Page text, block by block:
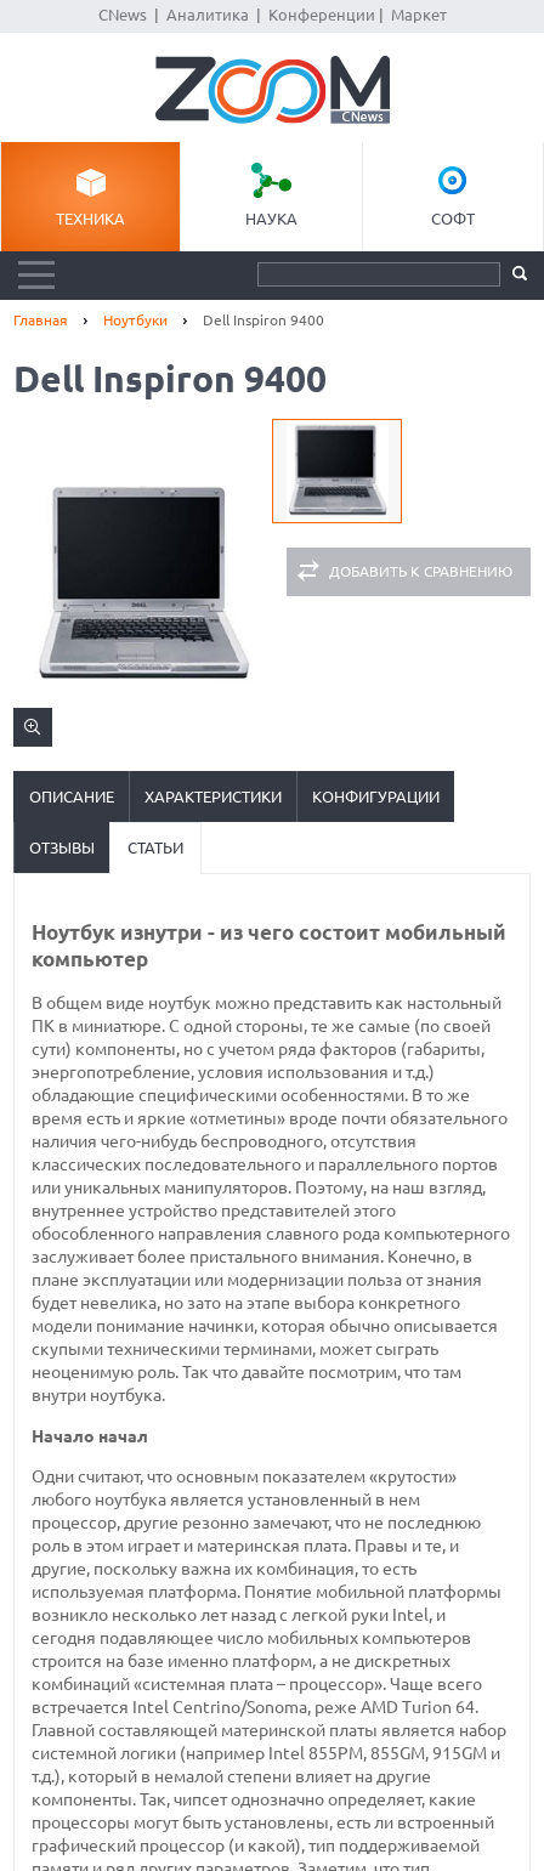
CNews| Аналитика Конференции Маркет
ТЕХНИКА НАУКА СОФТ
Главная Ноутбуки Dell Inspiron 9400
Dell Inspiron 9400
ДОБАВИТЬ К СРАВНЕНИЮ
ОПИСАНИЕ ХАРАКТЕРИСТИКИ КОНФИГУРАЦИИ
ОТЗЫВЫ СТАТЬИ
Ноутбук изнутри - из чего состоит мобильный
компьютер
В общем виде ноутбук можно представить как настольный
ПК в миниатюре. С одной стороны, те же самые (по своей
сути) компоненты, но с учетом ряда факторов (габариты,
энергопотребление, условия использования и т.д.)
обладающие специфическими особенностями. В то же
время есть и яркие «отметины» вроде почти обязательного
наличия чего-нибудь беспроводного, отсутствия
классических последовательного и параллельного портов
или уникальных манипуляторов. Поэтому, на наш взгляд,
внутреннее устройство представителей этого
обособленного направления славного рода компьютерного
заслуживает более пристального внимания. Конечно, в
плане эксплуатации или модернизации польза от знания
будет невелика, но зато на этапе выбора конкретного
модели понимание начинки, которая обычно описывается
скупыми техническими терминами, может сыграть
неоценимую роль. Так что давайте посмотрим, что там
внутри ноутбука.
Начало начал
Одни считают, что основным показателем «крутости»
любого ноутбука является установленный в нем
процессор, другие резонно замечают, что не последнюю
роль в этом играет и материнская плата. Правы и те, и
другие, поскольку важна их комбинация, то есть
используемая платформа. Понятие мобильной платформы
возникло несколько лет назад с легкой руки Intel, и
сегодня подавляющее число мобильных компьютеров
строится на базе именно платформ, а не дискретных
комбинаций «системная плата – процессор». Чаще всего
встречается Intel Centrino/Sonoma, реже AMD Turion 64.
Главной составляющей материнской платы является набор
системной логики (например Intel 855PM, 855GM, 915GM и
т.д.), который в немалой степени влияет на другие
компоненты. Так, чипсет однозначно определяет, какие
процессоры могут быть установлены, есть ли встроенный
графический процессор (и какой), тип поддерживаемой